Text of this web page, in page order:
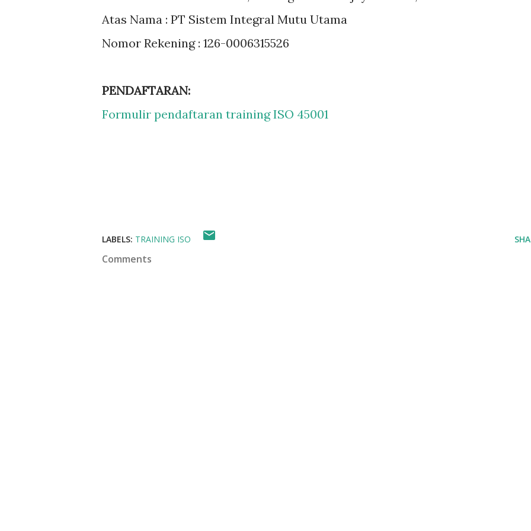
Atas Nama : PT Sistem Integral Mutu Utama
Nomor Rekening : 126-0006315526
PENDAFTARAN:
Formulir pendaftaran training ISO 45001
LABELS: TRAINING ISO
Comments